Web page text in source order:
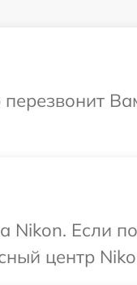
Nikon. Если
центр